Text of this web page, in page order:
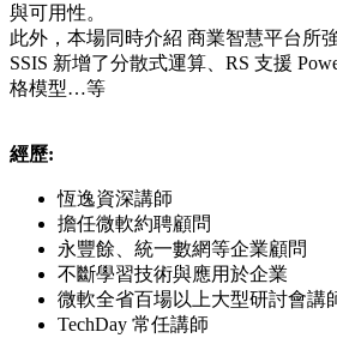
與可用性。
此外，本場同時介紹 商業智慧平台所
SSIS 新增了分散式運算、RS 支援
格模型…等
經歷:
恆逸資深講師
擔任微軟約聘顧問
永豐餘、統一數網等企業顧問
不斷學習技術與應用於企業
微軟全省百場以上大型研討會講
TechDay 常任講師